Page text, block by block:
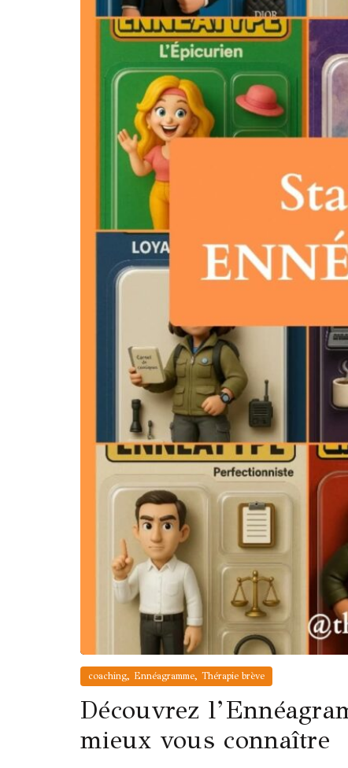
coaching, Ennéagramme, Thérapie brève
Découvrez
mieux vous connaître